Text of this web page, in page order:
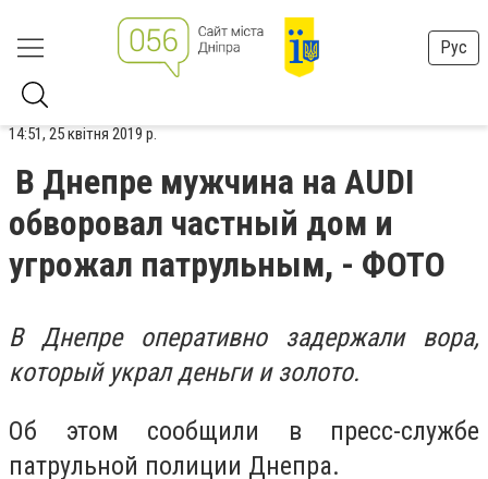
Рус
14:51, 25 квітня 2019 р.
В Днепре мужчина на AUDI
обворовал частный дом и
угрожал патрульным, - ФОТО
В Днепре оперативно задержали вора,
который украл деньги и золото.
Об этом сообщили в пресс-службе
патрульной полиции Днепра.